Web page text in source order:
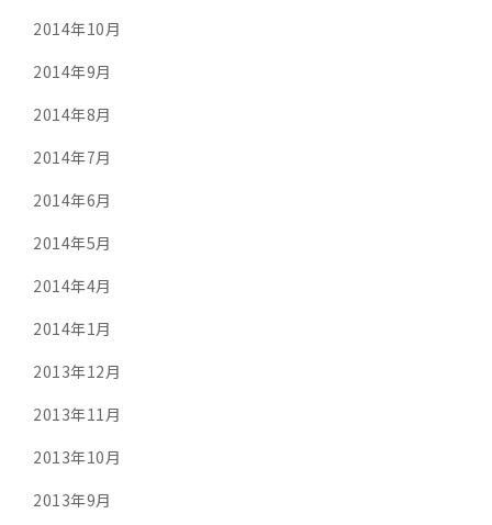
2014年10月
2014年9月
2014年8月
2014年7月
2014年6月
2014年5月
2014年4月
2014年1月
2013年12月
2013年11月
2013年10月
2013年9月